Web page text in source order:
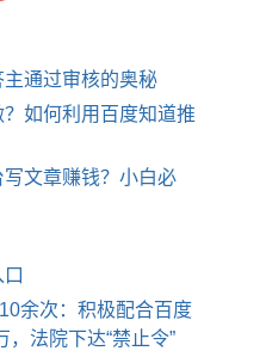
通过审核的奥秘
如何利用百度知道推
文章赚钱？小白必
余次：积极配合百度
法院下达“禁止令”